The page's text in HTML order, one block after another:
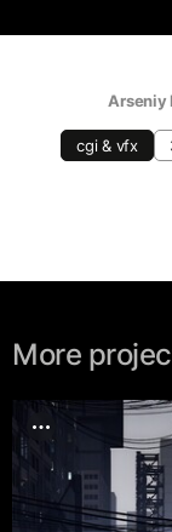
Arseniy
cgi & vfx
More